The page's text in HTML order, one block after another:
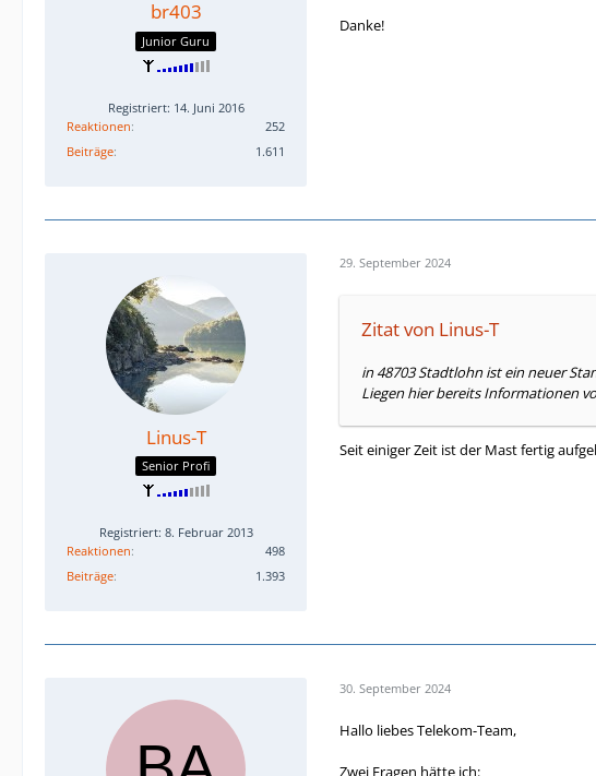
br403
Junior Guru
Registriert: 14. Juni 2016
Reaktionen
252
Beiträge
1.611
Danke!
Linus-T
Senior Profi
Registriert: 8. Februar 2013
Reaktionen
498
Beiträge
1.393
29. September 2024
Zitat von Linus-T
in 48703 Stadtlohn ist ein neuer
Liegen hier bereits Informationen
Seit einiger Zeit ist der Mast fertig
30. September 2024
Hallo liebes Telekom-Team,
Zwei Fragen hätte ich: